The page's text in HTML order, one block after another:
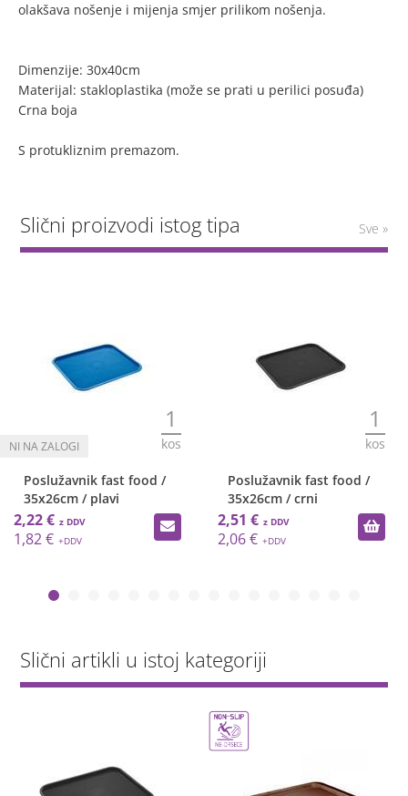
olakšava nošenje i mijenja smjer prilikom nošenja.
Dimenzije: 30x40cm
Materijal: stakloplastika (može se prati u perilici posuđa)
Crna boja
S protukliznim premazom.
Slični proizvodi istog tipa Sve »
1
kos
Poslužavnik fast food /
35x26cm / plavi
2,22 €
1,82 €
1
kos
Poslužavnik fast food /
35x26cm / crni
2,51 €
2,06 €
Slični artikli u istoj kategoriji